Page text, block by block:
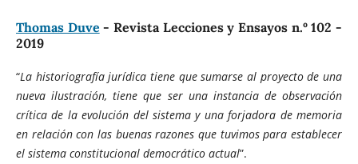
Thomas Duve - Revista Lecciones y Ensayos n.º 102 -
2019
“La historiografía jurídica tiene que sumarse al proyecto de una
nueva ilustración, tiene que ser una instancia de observación
crítica de la evolución del sistema y una forjadora de memoria
en relación con las buenas razones que tuvimos para establecer
el sistema constitucional democrático actual”.